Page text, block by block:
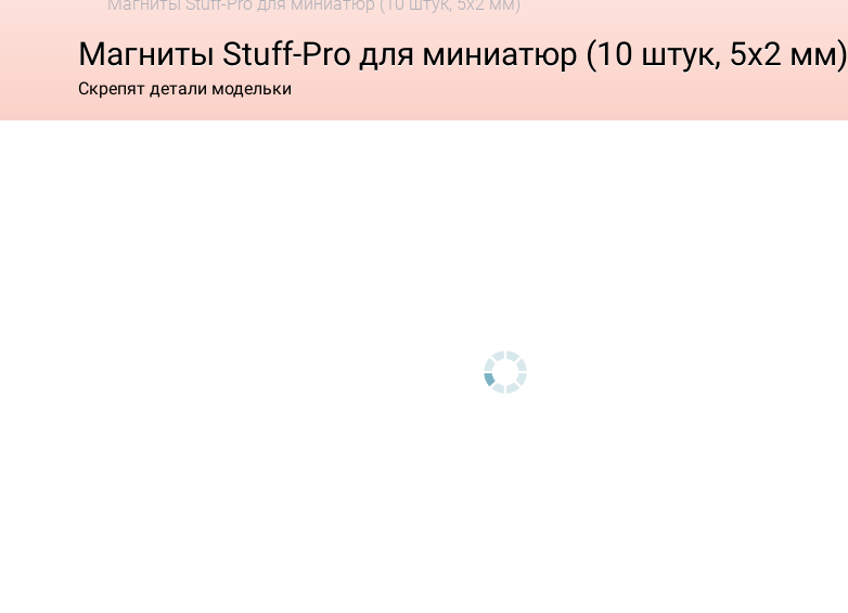
Магниты Stuff-Pro для миниатюр (10 штук, 5x2 мм)
Скрепят детали модельки